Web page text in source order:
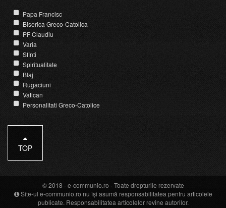
Papa Francisc
Biserica Greco-Catolica
PF Claudiu
Varia
Sfinti
Spiritualitate
Blaj
Rugaciuni
Vatican
Personalitati Greco-Catolice
TOP
© 2018 -e-communio.ro - Toate drepturile rezervate
Site-ul e-communio.ro nu își asumă responsabilitatea pentru articolele
publicate. Responsabilitatea articolelor revine autorilor.